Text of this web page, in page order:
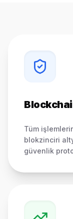
Tüm
blokzinciri
güvenlik